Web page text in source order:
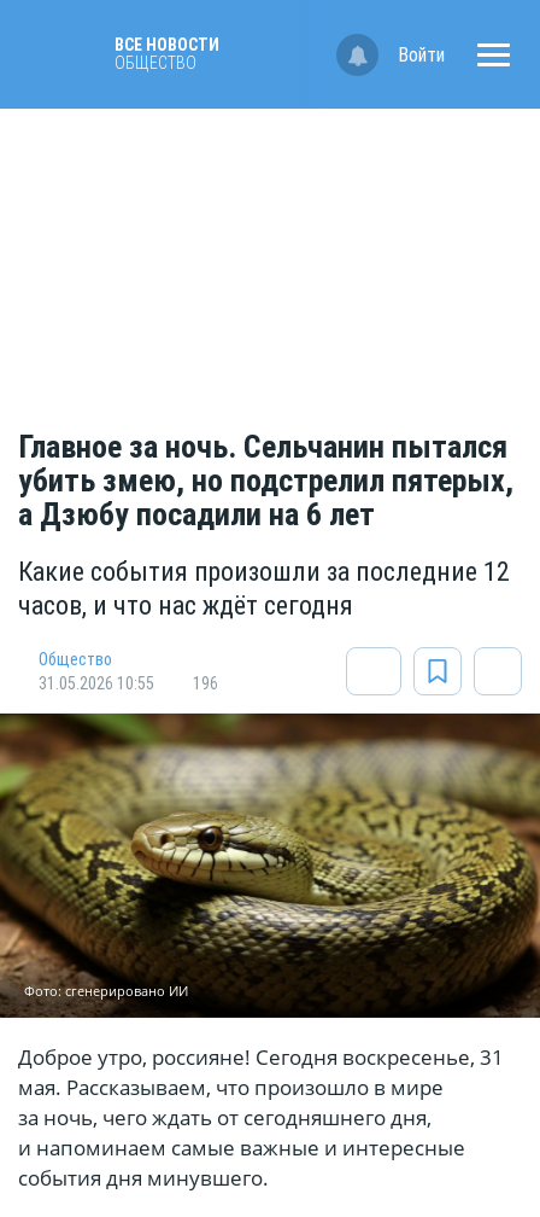
ВСЕ НОВОСТИ
ОБЩЕСТВО
Войти
Главное за ночь. Сельчанин пытался
убить змею, но подстрелил пятерых,
а Дзюбу посадили на 6 лет
Какие события произошли за последние 12
часов, и что нас ждёт сегодня
Общество
31.05.2026 10:55
196
Фото: сгенерировано ИИ
Доброе утро, россияне! Сегодня воскресенье, 31
мая. Рассказываем, что произошло в мире
за ночь, чего ждать от сегодняшнего дня,
и напоминаем самые важные и интересные
события дня минувшего.